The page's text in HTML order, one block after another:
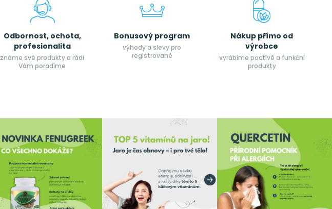
Odbornost, ochota,
profesionalita
známe své produkty a rádi
Vám poradíme
Bonusový program
výhody a slevy pro
registrované
Nákup přímo od
výrobce
vyrábíme poctívé a funkční
produkty